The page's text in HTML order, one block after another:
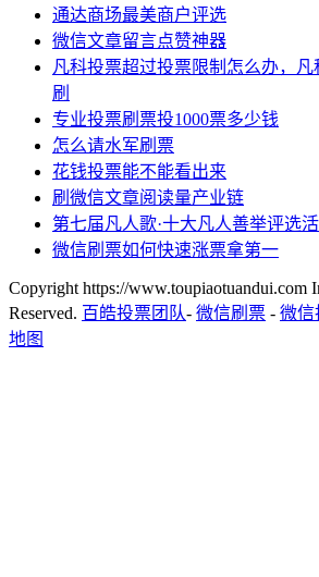
通达商场最美商户评选
微信文章留言点赞神器
凡科投票超过投票限制怎么办，
刷
专业投票刷票投1000票多少钱
怎么请水军刷票
花钱投票能不能看出来
刷微信文章阅读量产业链
第七届凡人歌·十大凡人善举评选
微信刷票如何快速涨票拿第一
Copyright https://www.toupiaotuandui.com
Reserved. 百皓投票团队- 微信刷票 - 微信
地图